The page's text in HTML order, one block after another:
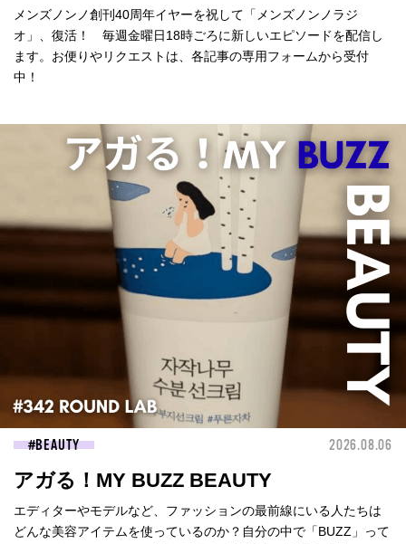
メンズノンノ創刊40周年イヤーを祝して「メンズノンノラジ
オ」、復活！ 毎週金曜日18時ごろに新しいエピソードを配信し
ます。お便りやリクエストは、各記事の専用フォームから受付
中！
BEAUTY 2026.08.06
アガる！MY BUZZ BEAUTY
エディターやモデルなど、ファッションの最前線にいる人たちは
どんな美容アイテムを使っているのか？自分の中で「BUZZ」って